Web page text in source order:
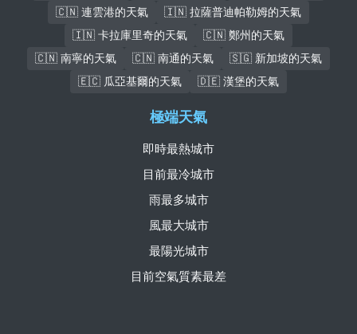
🇨🇳 連雲港的天氣
🇮🇳 拉薩普迪帕勒姆的天氣
🇮🇳 卡拉庫里奇的天氣
🇨🇳 鄭州的天氣
🇨🇳 南寧的天氣
🇨🇳 南通的天氣
🇸🇬 新加坡的天氣
🇪🇨 瓜亞基爾的天氣
🇩🇪 漢堡的天氣
極端天氣
即時最熱城市
目前最冷城市
雨最多城市
風最大城市
最陽光城市
目前空氣質素最差